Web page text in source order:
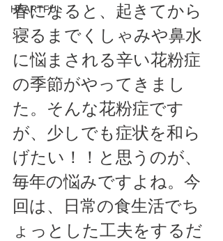
HEARTFUL
春になると、起きてから
寝るまでくしゃみや鼻水
に悩まされる辛い花粉症
の季節がやってきまし
た。そんな花粉症です
が、少しでも症状を和ら
げたい！！と思うのが、
毎年の悩みですよね。今
回は、日常の食生活でち
ょっとした工夫をするだ